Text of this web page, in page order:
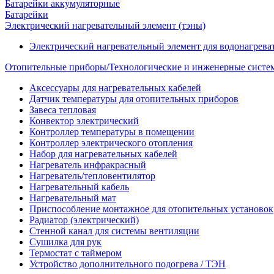
Батарейки аккумуляторные
Батарейки
Электрический нагревательный элемент (тэны)
Электрический нагревательный элемент для
Отопительные приборы/Технологические и инженерные
Аксессуары для нагревательных кабелей
Датчик температуры для отопительных приборов
Завеса тепловая
Конвектор электрический
Контроллер температуры в помещении
Контроллер электрического отопления
Набор для нагревательных кабелей
Нагреватель инфракрасный
Нагреватель/тепловентилятор
Нагревательный кабель
Нагревательный мат
Приспособление монтажное для отопительных установок
Радиатор (электрический)
Стенной канал для системы вентиляции
Сушилка для рук
Термостат с таймером
Устройство дополнительного подогрева / ТЭН